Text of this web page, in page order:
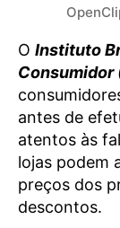
O Instituto
Consumidor
antes de
atentos às
lojas podem
preços dos
descontos.